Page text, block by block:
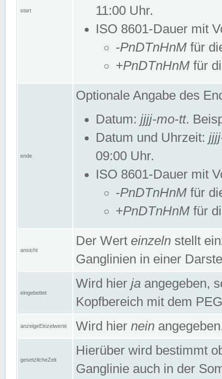
start
11:00 Uhr.
ISO 8601-Dauer mit
-PnDTnHnM für
+PnDTnHnM für
ende
Optionale Angabe des
Datum: jjjj-mo-tt.
Datum und Uhrzeit:
09:00 Uhr.
ISO 8601-Dauer mit
-PnDTnHnM für
+PnDTnHnM für
ansicht
Der Wert einzeln stellt
Ganglinien in einer
eingebettet
Wird hier ja angegeben,
Kopfbereich mit dem
anzeigeEinzelwerte Wird hier nein
gesetzlicheZeit
Hierüber wird bestimmt
Ganglinie auch in der